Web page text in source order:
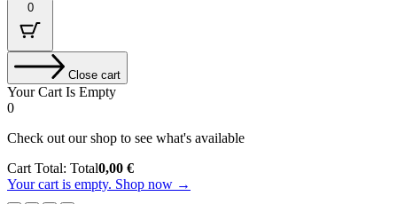
0
Close cart
Your Cart Is Empty
0
Check out our shop to see what's available
Cart Total: Total0,00 €
Your cart is empty. Shop now →